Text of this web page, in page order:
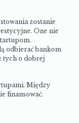
zostanie
One nie
odbierać bankom
tych o dobrej
Między
finansować.